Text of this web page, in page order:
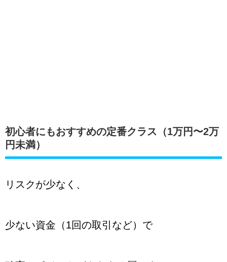
初心者にもおすすめの定番クラス（1万円〜2万
円未満）
リスクが少なく、
少ない資金（1回の取引など）で